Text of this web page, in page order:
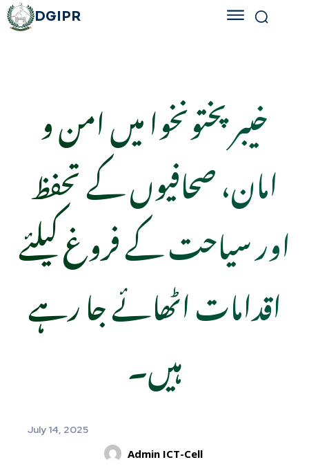
DGIPR
خیبرپختونخوا میں امن و
امان، صحافیوں کے تحفظ
اور سیاحت کے فروغ کیلئے
اقدامات اٹھائے جا رہے
ہیں۔
July 14, 2025
Admin ICT-Cell